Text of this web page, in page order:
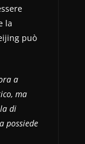
la
può
a
ma
di
possiede